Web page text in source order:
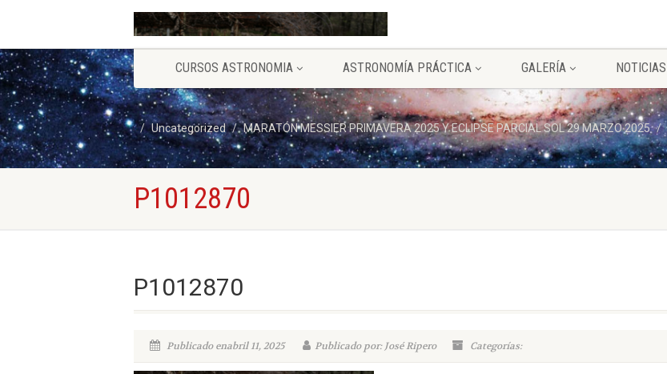
CURSOS ASTRONOMIA ASTRONOMÍA PRÁCTICA GALERÍA NOTICIAS
Uncategorized MARATÓN MESSIER PRIMAVERA 2025 Y ECLIPSE PARCIAL SOL 29 MARZO 2025
P1012870
P1012870
Publicado enabril 11, 2025 Publicado por: José Ripero Categorías: